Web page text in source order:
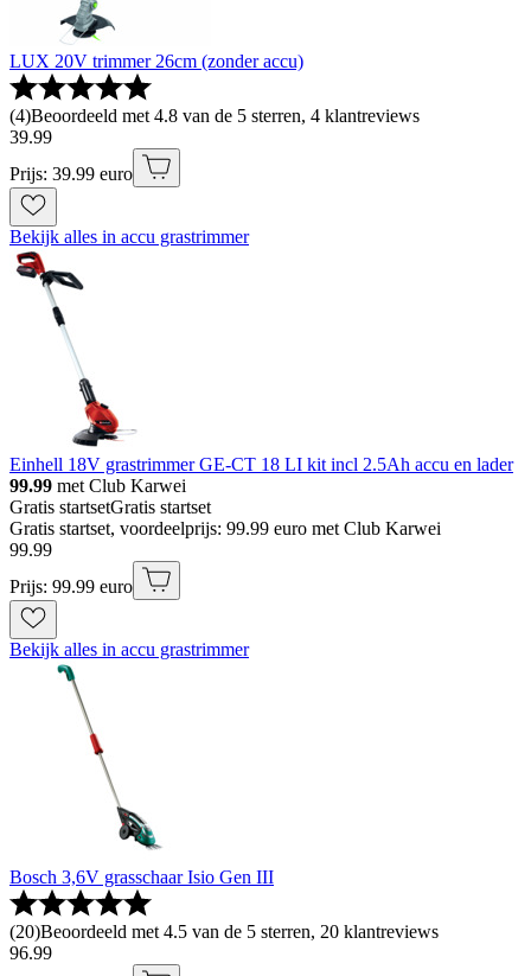
LUX 20V trimmer 26cm (zonder accu)
(4)Beoordeeld met 4.8 van de 5 sterren, 4 klantreviews
39.99
Prijs: 39.99 euro
Bekijk alles in accu grastrimmer
Einhell 18V grastrimmer GE-CT 18 LI kit incl 2.5Ah accu en lader
99.99 met Club Karwei
Gratis startsetGratis startset
Gratis startset, voordeelprijs: 99.99 euro met Club Karwei
99.99
Prijs: 99.99 euro
Bekijk alles in accu grastrimmer
Bosch 3,6V grasschaar Isio Gen III
(20)Beoordeeld met 4.5 van de 5 sterren, 20 klantreviews
96.99